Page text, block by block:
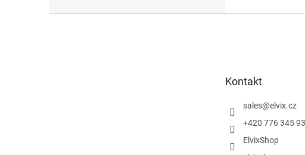
Kontakt
sales@elvix.cz
+420 776 345
ElvixShop